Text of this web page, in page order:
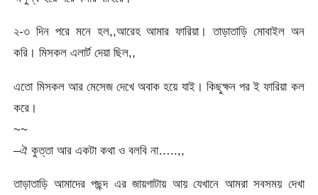
২-৩ দিন পরে মনে হল,,আরেহ আমার ফারিয়া। তাড়াতাড়ি মোবাইল অন
করি। মিসকল এলার্ট দেয়া ছিল,,
এতো মিসকল আর মেসেজ দেখে অবাক হয়ে যাই। কিছুক্ষন পর ই ফারিয়া কল
করে।
~~
–ঐ কুত্তা আর একটা কথা ও বলবি না…..,,
তাড়াতাড়ি আমাদের পছন্দ এর জায়গাটায় আয় যেখানে আমরা সবসময় দেখা